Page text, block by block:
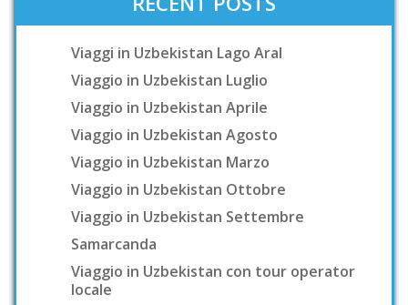
Viaggi in Uzbekistan Lago Aral
Viaggio in Uzbekistan Luglio
Viaggio in Uzbekistan Aprile
Viaggio in Uzbekistan Agosto
Viaggio in Uzbekistan Marzo
Viaggio in Uzbekistan Ottobre
Viaggio in Uzbekistan Settembre
Samarcanda
Viaggio in Uzbekistan con tour operator
locale